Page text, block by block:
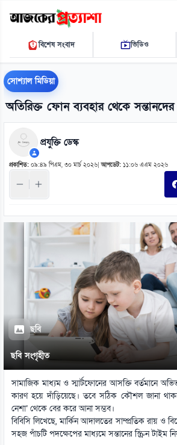
শুক্রবার, ০৭ আগস্ট ২০২৬
১২ ০৪ ২৩ পি.এম.THE DAILY AJKER
বিশেষ সংবাদ ভিডিও
সোশ্যাল মিডিয়া
অতিরিক্ত ফোন ব্যবহার থেকে
প্রযুক্তি ডেস্ক
প্রকাশিত: ০৯:৪৯ পিএম, ৩০ মার্চ ২০২৬ |আপডেট: ১১:০৬ এএম ২০২৬
ছবি
ছবি সংগৃহীত
সামাজিক মাধ্যম ও স্মার্টফোনের আসক্তি বর্তমানে
কারণ হয়ে দাঁড়িয়েছে। তবে সঠিক কৌশল জানা
নেশা’ থেকে বের করে আনা সম্ভব।
বিবিসি লিখেছে, মার্কিন আদালতের সাম্প্রতিক রায় ও
সহজ পাঁচটি পদক্ষেপের মাধ্যমে সন্তানের স্ক্রিন টাইম